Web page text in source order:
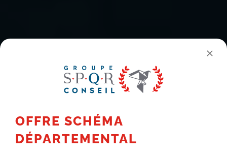
OFFRE SCHÉMA
DÉPARTEMENTAL